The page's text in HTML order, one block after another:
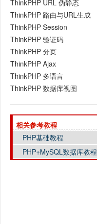
ThinkPHP URL 伪静态
ThinkPHP 路由与URL生成
ThinkPHP Session
ThinkPHP 验证码
ThinkPHP 分页
ThinkPHP Ajax
ThinkPHP 多语言
ThinkPHP 数据库视图
相关参考教程
PHP基础教程
PHP+MySQL数据库教程